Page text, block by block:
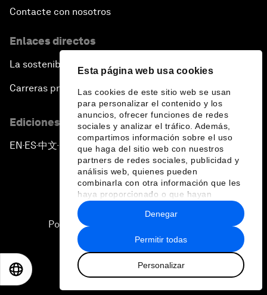
Esta página web usa cookies
Las cookies de este sitio web se usan
para personalizar el contenido y los
anuncios, ofrecer funciones de redes
sociales y analizar el tráfico. Además,
compartimos información sobre el uso
que haga del sitio web con nuestros
partners de redes sociales, publicidad y
análisis web, quienes pueden
combinarla con otra información que les
haya proporcionado o que hayan
recopilado a partir del uso que haya
hecho de sus servicios.
Permitir todas
Personalizar
Denegar
Contacte con nosotros
Enlaces directos
La sostenibilidad en el Foro
Carreras profesionales
Ediciones en otros idiomas
EN ▪ES▪中文▪ 日本語
Política de privacidad y normas de uso
Sitemap
2026 Foro Económico Mundial